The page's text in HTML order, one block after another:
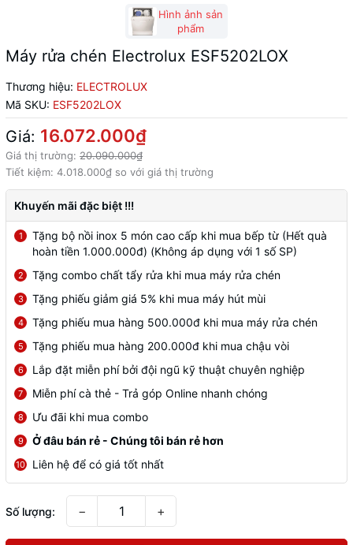
Hình ảnh sản
phẩm
Máy rửa chén Electrolux ESF5202LOX
Thương hiệu: ELECTROLUX
Mã SKU: ESF5202LOX
Giá: 16.072.000₫
Giá thị trường: 20.090.000₫
Tiết kiệm: 4.018.000₫ so với giá thị trường
Khuyến mãi đặc biệt !!!
1
Tặng bộ nồi inox 5 món cao cấp khi mua bếp từ (Hết quà
hoàn tiền 1.000.000đ) (Không áp dụng với 1 số SP)
2 Tặng combo chất tẩy rửa khi mua máy rửa chén
3 Tặng phiếu giảm giá 5% khi mua máy hút mùi
4 Tặng phiếu mua hàng 500.000đ khi mua máy rửa chén
5 Tặng phiếu mua hàng 200.000đ khi mua chậu vòi
6 Lắp đặt miễn phí bởi đội ngũ kỹ thuật chuyên nghiệp
7 Miễn phí cà thẻ - Trả góp Online nhanh chóng
8 Ưu đãi khi mua combo
9 Ở đâu bán rẻ - Chúng tôi bán rẻ hơn
10 Liên hệ để có giá tốt nhất
Số lượng: − +